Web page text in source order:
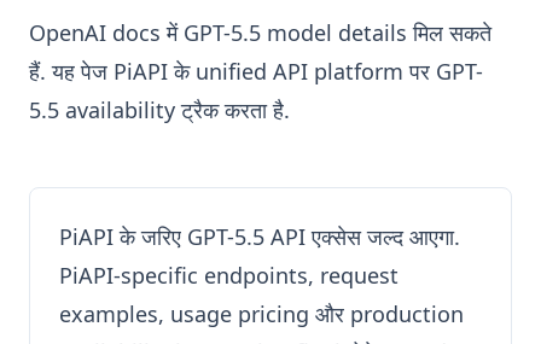
OpenAI docs में GPT-5.5 model details मिल सकते
हैं. यह पेज PiAPI के unified API platform पर GPT-
5.5 availability ट्रैक करता है.
PiAPI के जरिए GPT-5.5 API एक्सेस जल्द आएगा.
PiAPI-specific endpoints, request
examples, usage pricing और production